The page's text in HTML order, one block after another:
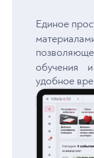
Единое
обучения и
удобное